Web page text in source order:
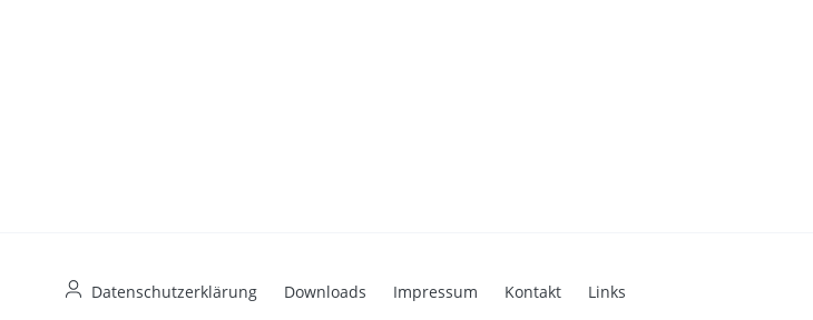
Datenschutzerklärung Downloads Impressum Kontakt Links